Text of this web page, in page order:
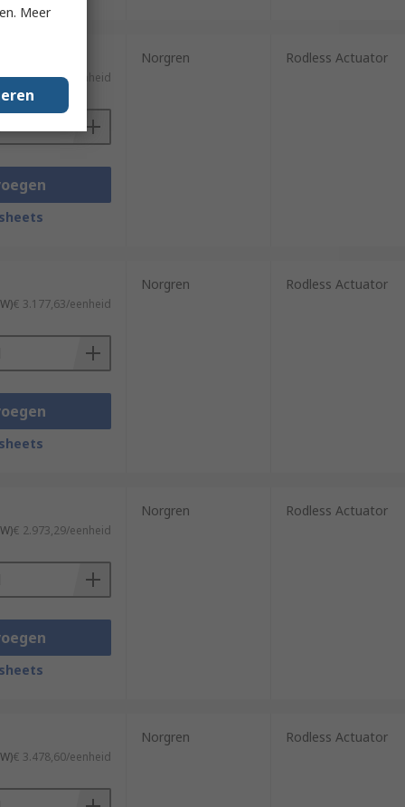
€ 945,30/eenheid
Norgren Rodless Actuator
€ 3.177,63/eenheid
Norgren Rodless Actuator
€ 2.973,29/eenheid
Norgren Rodless Actuator
€ 3.478,60/eenheid
Norgren Rodless Actuator
Meer